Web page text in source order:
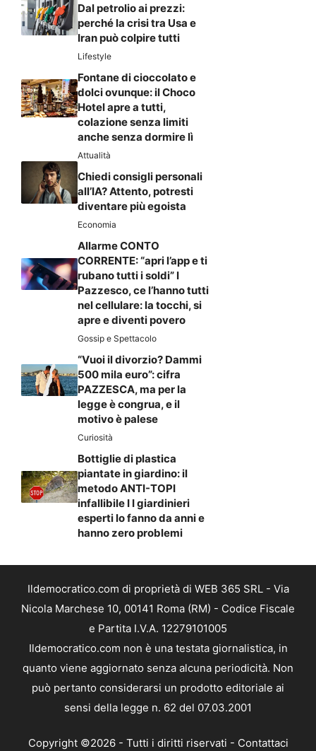
Dal petrolio ai prezzi:
perché la crisi tra Usa e
Iran può colpire tutti
Lifestyle
Fontane di cioccolato e
dolci ovunque: il Choco
Hotel apre a tutti,
colazione senza limiti
anche senza dormire lì
Attualità
Chiedi consigli personali
all’IA? Attento, potresti
diventare più egoista
Economia
Allarme CONTO
CORRENTE: “apri l’app e ti
rubano tutti i soldi” I
Pazzesco, ce l’hanno tutti
nel cellulare: la tocchi, si
apre e diventi povero
Gossip e Spettacolo
“Vuoi il divorzio? Dammi
500 mila euro”: cifra
PAZZESCA, ma per la
legge è congrua, e il
motivo è palese
Curiosità
Bottiglie di plastica
piantate in giardino: il
metodo ANTI-TOPI
infallibile I I giardinieri
esperti lo fanno da anni e
hanno zero problemi
Ildemocratico.com di proprietà di WEB 365 SRL - Via
Nicola Marchese 10, 00141 Roma (RM) - Codice Fiscale
e Partita I.V.A. 12279101005
Ildemocratico.com non è una testata giornalistica, in
quanto viene aggiornato senza alcuna periodicità. Non
può pertanto considerarsi un prodotto editoriale ai
sensi della legge n. 62 del 07.03.2001
Copyright ©2026 - Tutti i diritti riservati - Contattaci